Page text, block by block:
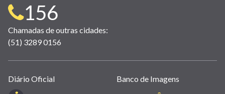
Telefone
para
contato:
156
Chamadas de outras cidades:
(51) 3289 0156
Links
úteis
Diário Oficial Banco de Imagens